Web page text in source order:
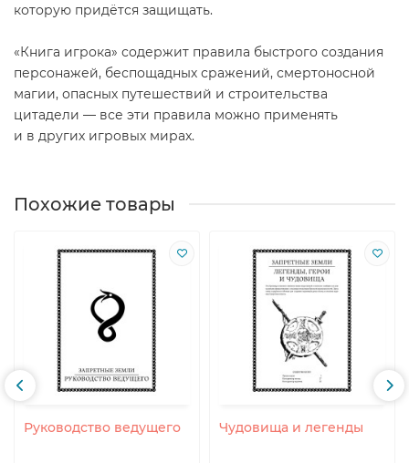
которую придётся защищать.
«Книга игрока» содержит правила быстрого создания
персонажей, беспощадных сражений, смертоносной
магии, опасных путешествий и строительства
цитадели — все эти правила можно применять
и в других игровых мирах.
Похожие товары
Руководство ведущего Чудовища и легенды